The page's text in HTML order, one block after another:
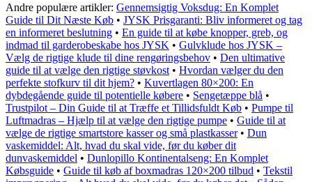
Andre populære artikler: Gennemsigtig Voksdug: En Komplet
Guide til Dit Næste Køb • JYSK Prisgaranti: Bliv informeret og tag
en informeret beslutning • En guide til at købe knopper, greb, og
indmad til garderobeskabe hos JYSK • Gulvklude hos JYSK –
Vælg de rigtige klude til dine rengøringsbehov • Den ultimative
guide til at vælge den rigtige støvkost • Hvordan vælger du den
perfekte stofkurv til dit hjem? • Kuvertlagen 80×200: En
dybdegående guide til potentielle købere • Sengetæppe blå •
Trustpilot – Din Guide til at Træffe et Tillidsfuldt Køb • Pumpe til
Luftmadras – Hjælp til at vælge den rigtige pumpe • Guide til at
vælge de rigtige smartstore kasser og små plastkasser• Dun
vaskemiddel: Alt, hvad du skal vide, før du køber dit
dunvaskemiddel • Dunlopillo Kontinentalseng: En Komplet
Købsguide • Guide til køb af boxmadras 120×200 tilbud • Tekstil